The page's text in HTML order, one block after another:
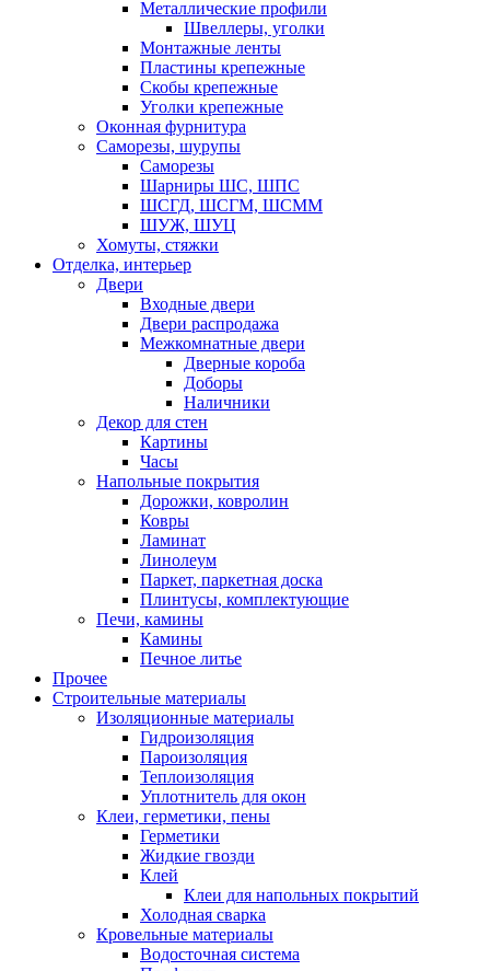
Металлические профили
Швеллеры, уголки
Монтажные ленты
Пластины крепежные
Скобы крепежные
Уголки крепежные
Оконная фурнитура
Саморезы, шурупы
Саморезы
Шарниры ШС, ШПС
ШСГД, ШСГМ, ШСММ
ШУЖ, ШУЦ
Хомуты, стяжки
Отделка, интерьер
Двери
Входные двери
Двери распродажа
Межкомнатные двери
Дверные короба
Доборы
Наличники
Декор для стен
Картины
Часы
Напольные покрытия
Дорожки, ковролин
Ковры
Ламинат
Линолеум
Паркет, паркетная доска
Плинтусы, комплектующие
Печи, камины
Камины
Печное литье
Прочее
Строительные материалы
Изоляционные материалы
Гидроизоляция
Пароизоляция
Теплоизоляция
Уплотнитель для окон
Клеи, герметики, пены
Герметики
Жидкие гвозди
Клей
Клеи для напольных покрытий
Холодная сварка
Кровельные материалы
Водосточная система